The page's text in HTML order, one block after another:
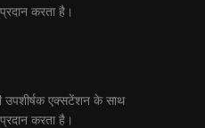
करता है।
उपशीर्षक एक्सटेंशन के साथ
करता है।